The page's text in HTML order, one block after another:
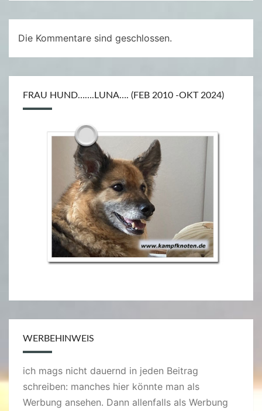
Die Kommentare sind geschlossen.
FRAU HUND…….LUNA…. (FEB 2010 -OKT 2024)
WERBEHINWEIS
ich mags nicht dauernd in jeden Beitrag
schreiben: manches hier könnte man als
Werbung ansehen. Dann allenfalls als Werbung